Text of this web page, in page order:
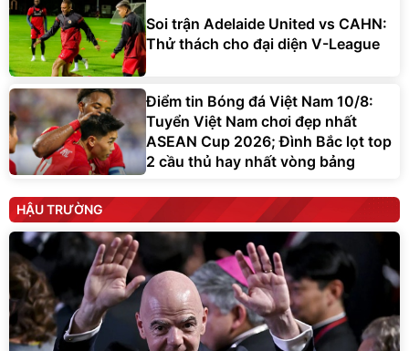
Soi trận Adelaide United vs CAHN:
Thử thách cho đại diện V-League
Điểm tin Bóng đá Việt Nam 10/8:
Tuyển Việt Nam chơi đẹp nhất
ASEAN Cup 2026; Đình Bắc lọt top
2 cầu thủ hay nhất vòng bảng
HẬU TRƯỜNG